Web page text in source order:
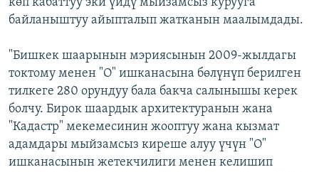
көп кабаттуу эки үйдү мыйзамсыз курууга
байланыштуу айыпталып жатканын маалымдады.
"Бишкек шаарынын мэриясынын 2009-жылдагы
токтому менен "О" ишканасына бөлүнүп берилген
тилкеге 280 орундуу бала бакча салынышы керек
болчу. Бирок шаардык архитектуранын жана
"Кадастр" мекемесинин жооптуу жана кызмат
адамдары мыйзамсыз киреше алуу үчүн "О"
ишканасынын жетекчилиги менен келишип